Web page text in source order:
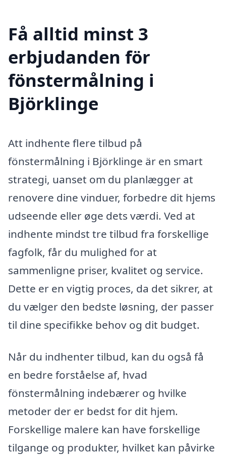
Få alltid minst 3
erbjudanden för
fönstermålning i
Björklinge
Att indhente flere tilbud på
fönstermålning i Björklinge är en smart
strategi, uanset om du planlægger at
renovere dine vinduer, forbedre dit hjems
udseende eller øge dets værdi. Ved at
indhente mindst tre tilbud fra forskellige
fagfolk, får du mulighed for at
sammenligne priser, kvalitet og service.
Dette er en vigtig proces, da det sikrer, at
du vælger den bedste løsning, der passer
til dine specifikke behov og dit budget.
Når du indhenter tilbud, kan du også få
en bedre forståelse af, hvad
fönstermålning indebærer og hvilke
metoder der er bedst for dit hjem.
Forskellige malere kan have forskellige
tilgange og produkter, hvilket kan påvirke